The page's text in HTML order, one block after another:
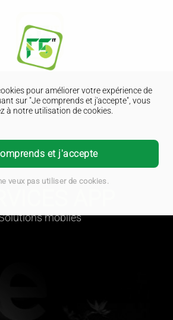
pour améliorer votre expérience de
sur "Je comprends et j'accepte", vous
à notre utilisation de cookies.
et j'accepte
veux pas utiliser de cookies.
mobiles